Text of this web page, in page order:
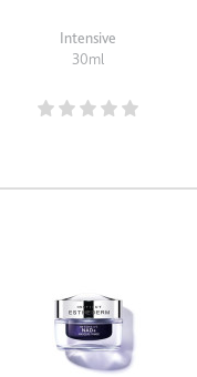
Intensive
30ml